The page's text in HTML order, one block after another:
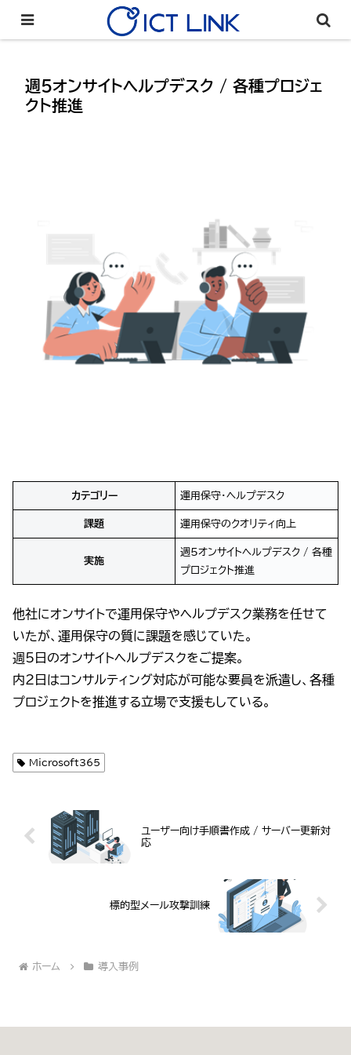
週5オンサイトヘルプデスク / 各種プロジェ
クト推進
カテゴリー 運用保守・ヘルプデスク
課題 運用保守のクオリティ向上
実施
週5オンサイトヘルプデスク / 各種
プロジェクト推進
他社にオンサイトで運用保守やヘルプデスク業務を任せて
いたが、運用保守の質に課題を感じていた。
週5日のオンサイトヘルプデスクをご提案。
内2日はコンサルティング対応が可能な要員を派遣し、各種
プロジェクトを推進する立場で支援もしている。
Microsoft365
ユーザー向け手順書作成 / サーバー更新対
応
標的型メール攻撃訓練
ホーム 導入事例